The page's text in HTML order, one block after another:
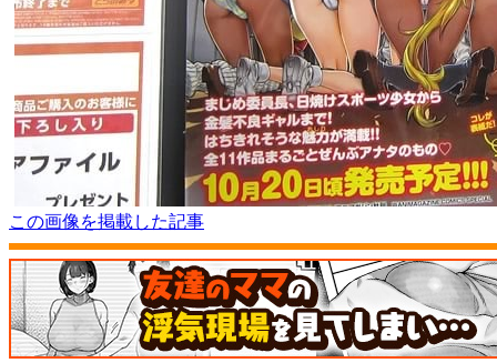
この画像を掲載した記事